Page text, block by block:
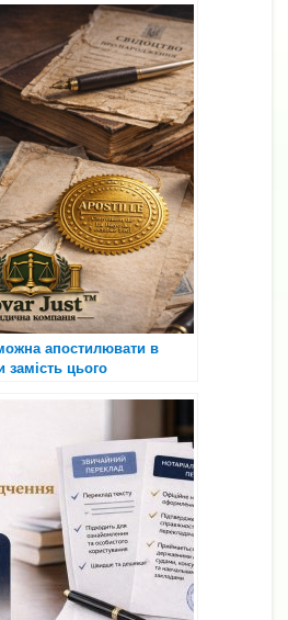
апостилювати в
замість цього